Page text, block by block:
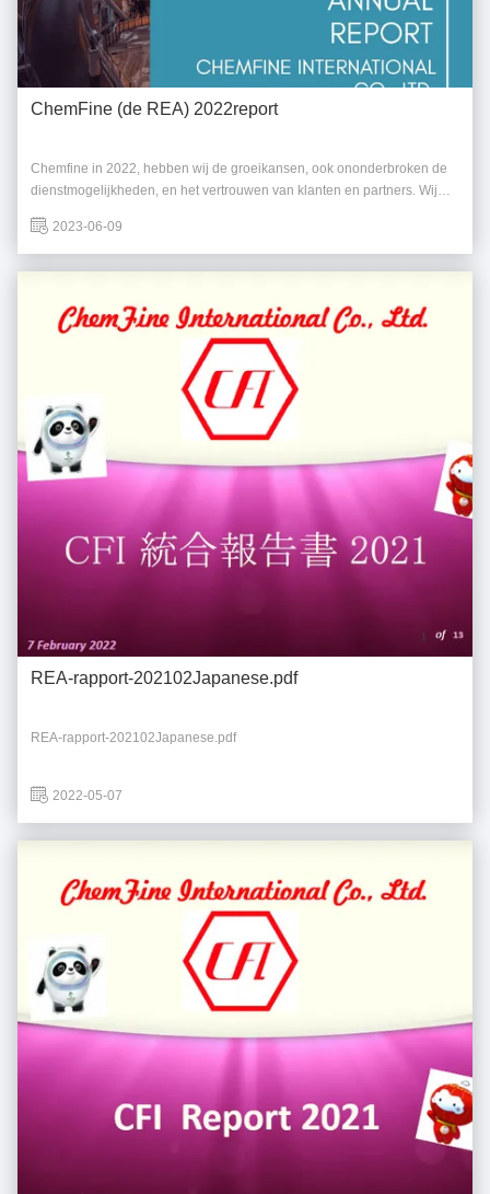
ChemFine (de REA) 2022report
Chemfine in 2022, hebben wij de groeikansen, ook ononderbroken de
dienstmogelijkheden, en het vertrouwen van klanten en partners. Wij
Dank u voor het doorbladeren.Voor meer informatie, gelieve te blijven
aandacht aan de officiële ...
2023-06-09
REA-rapport-202102Japanese.pdf
REA-rapport-202102Japanese.pdf
2022-05-07